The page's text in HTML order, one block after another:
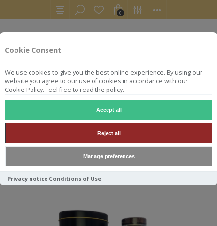
Cookie Consent
We use cookies to give you the best online experience. By using our
website you agree to our use of cookies in accordance with our
Cookie Policy. Feel free to read the policy.
Accept all
Reject all
Manage preferences
Privacy notice Conditions of Use
0
CLYNELISH